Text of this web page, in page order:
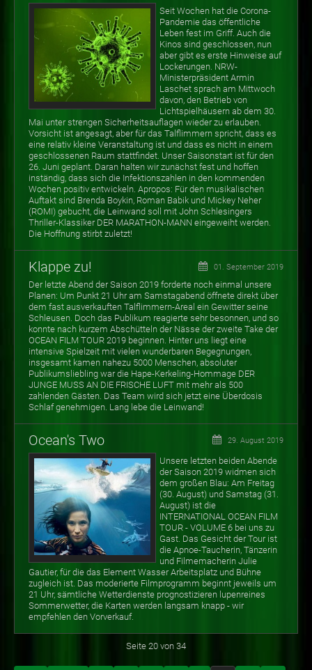
Seit Wochen hat die Corona-
Pandemie das öffentliche
Leben fest im Griff. Auch die
Kinos sind geschlossen, nun
aber gibt es erste Hinweise auf
Lockerungen. NRW-
Ministerpräsident Armin
Laschet sprach am Mittwoch
davon, den Betrieb von
Lichtspielhäusern ab dem 30.
Mai unter strengen Sicherheitsauflagen wieder zu erlauben.
Vorsicht ist angesagt, aber für das Talflimmern spricht, dass es
eine relativ kleine Veranstaltung ist und dass es nicht in einem
geschlossenen Raum stattfindet. Unser Saisonstart ist für den
26. Juni geplant. Daran halten wir zunächst fest und hoffen
inständig, dass sich die Infektionszahlen in den kommenden
Wochen positiv entwickeln. Apropos: Für den musikalischen
Auftakt sind Brenda Boykin, Roman Babik und Mickey Neher
(ROMI) gebucht, die Leinwand soll mit John Schlesingers
Thriller-Klassiker DER MARATHON-MANN eingeweiht werden.
Die Hoffnung stirbt zuletzt!
Klappe zu! 01. September 2019
Der letzte Abend der Saison 2019 forderte noch einmal unsere
Planen: Um Punkt 21 Uhr am Samstagabend öffnete direkt über
dem fast ausverkauften Talflimmern-Areal ein Gewitter seine
Schleusen. Doch das Publikum reagierte sehr besonnen, und so
konnte nach kurzem Abschütteln der Nässe der zweite Take der
OCEAN FILM TOUR 2019 beginnen. Hinter uns liegt eine
intensive Spielzeit mit vielen wunderbaren Begegnungen,
insgesamt kamen nahezu 5000 Menschen, absoluter
Publikumsliebling war die Hape-Kerkeling-Hommage DER
JUNGE MUSS AN DIE FRISCHE LUFT mit mehr als 500
zahlenden Gästen. Das Team wird sich jetzt eine Überdosis
Schlaf genehmigen. Lang lebe die Leinwand!
Ocean's Two 29. August 2019
Unsere letzten beiden Abende
der Saison 2019 widmen sich
dem großen Blau: Am Freitag
(30. August) und Samstag (31.
August) ist die
INTERNATIONAL OCEAN FILM
TOUR - VOLUME 6 bei uns zu
Gast. Das Gesicht der Tour ist
die Apnoe-Taucherin, Tänzerin
und Filmemacherin Julie
Gautier, für die das Element Wasser Arbeitsplatz und Bühne
zugleich ist. Das moderierte Filmprogramm beginnt jeweils um
21 Uhr, sämtliche Wetterdienste prognostizieren lupenreines
Sommerwetter, die Karten werden langsam knapp - wir
empfehlen den Vorverkauf.
Seite 20 von 34